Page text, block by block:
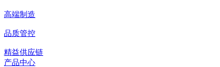
高端制造
品质管控
精益供应链
产品中心